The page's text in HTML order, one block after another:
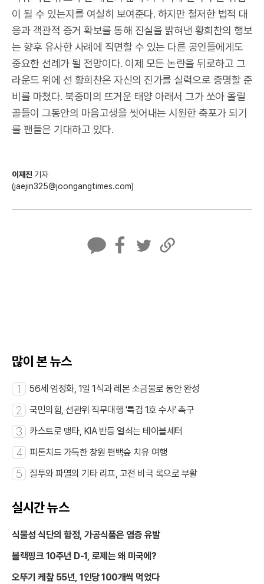
이 될 수 있는지를 여실히 보여준다. 하지만 철저한 법적 대
응과 객관적 증거 확보를 통해 진실을 밝혀낸 황희찬의 행보
는 향후 유사한 사례에 직면할 수 있는 다른 공인들에게도
중요한 선례가 될 전망이다. 이제 모든 논란을 뒤로하고 그
라운드 위에 선 황희찬은 자신의 진가를 실력으로 증명할 준
비를 마쳤다. 북중미의 뜨거운 태양 아래서 그가 쏘아 올릴
골들이 그동안의 마음고생을 씻어내는 시원한 축포가 되기
를 팬들은 기대하고 있다.
이재진 기자
(jaejin325@joongangtimes.com)
많이 본 뉴스
1 56세 엄정화, 1일 1식과 레몬 소금물로 동안 완성
2 국민의힘, 선관위 직무대행 '특검 1호 수사' 촉구
3 카스트로 맹타, KIA 반등 열쇠는 테이블세터
4 피톤치드 가득한 창원 편백숲 치유 여행
5 질투와 파멸의 기타 리프, 고전 비극 록으로 부활
실시간 뉴스
식물성 식단의 함정, 가공식품은 염증 유발
블랙핑크 10주년 D-1, 로제는 왜 미국에?
오뚜기 케챂 55년, 1인당 100개씩 먹었다